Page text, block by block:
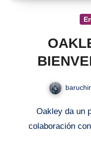
Oakley da un paso audaz al anunciar su
colaboración